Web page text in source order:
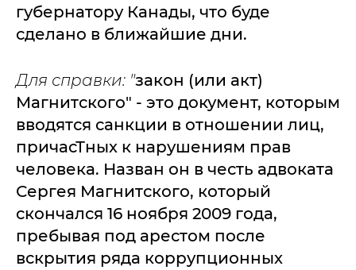
губернатору Канады, что буде
сделано в ближайшие дни.
Для справки: "закон (или акт)
Магнитского" - это документ, которым
вводятся санкции в отношении лиц,
причасТных к нарушениям прав
человека. Назван он в честь адвоката
Сергея Магнитского, который
скончался 16 ноября 2009 года,
пребывая под арестом после
вскрытия ряда коррупционных